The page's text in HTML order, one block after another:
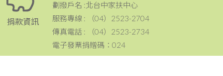
捐款資訊
劃撥戶名 :北台中家扶中心
服務專線 : （04）2523-2704
傳真電話 : （04）2523-2734
電子發票捐贈碼：024